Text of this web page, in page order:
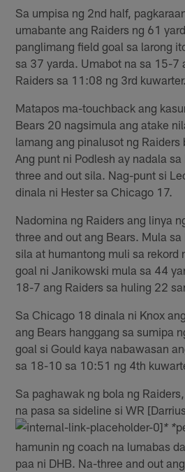
Sa umpisa ng 2nd half,
umabante ang Raiders ng 61
panglimang field goal sa larong
sa 37 yarda. Umabot na sa 15-7
Raiders sa 11:08 ng 3rd kuwarter.
Matapos ma-touchback ang
Bears 20 nagsimula ang atake
lamang ang pinalusot ng Raiders
Ang punt ni Podlesh ay nadala
three and out sila. Nag-punt si
dinala ni Hester sa Chicago 17.
Nadomina ng Raiders ang linya
three and out ang Bears. Mula
sila at humantong muli sa rekord
goal ni Janikowski mula sa 44
18-7 ang Raiders sa huling 22
Sa Chicago 18 dinala ni Knox
ang Bears hanggang sa sumipa
goal si Gould kaya nabawasan
sa 18-10 sa 10:51 ng 4th
Sa paghawak ng bola ng
na pasa sa sideline si WR
* *
hamunin ng coach na lumabas
paa ni DHB. Na-three and out